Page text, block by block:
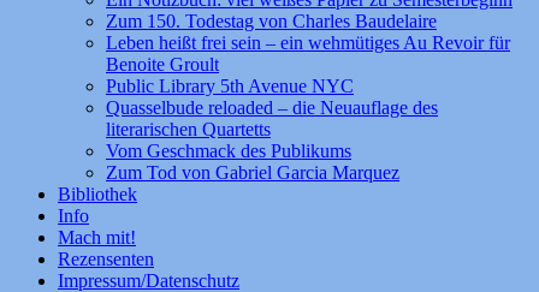
Zum 150. Todestag von Charles Baudelaire
Leben heißt frei sein – ein wehmütiges Au Revoir für
Benoite Groult
Public Library 5th Avenue NYC
Quasselbude reloaded – die Neuauflage des
literarischen Quartetts
Vom Geschmack des Publikums
Zum Tod von Gabriel Garcia Marquez
Bibliothek
Info
Mach mit!
Rezensenten
Impressum/Datenschutz